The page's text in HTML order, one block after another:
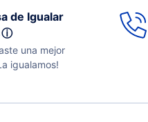
de Igualar
ⓘ
una mejor
igualamos!